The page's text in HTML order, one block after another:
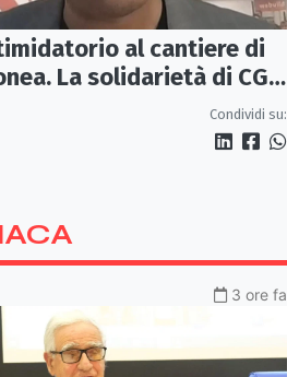
al cantiere di
La solidarietà di CGIL
Condividi su:
3 ore fa